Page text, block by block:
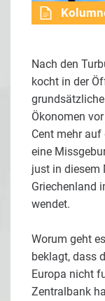
Nach den
kocht in der
Ökonomen
Cent mehr
eine
just in diesem
Griechenland
wendet.
Worum geht
beklagt, dass
Europa nicht
Zentralbank